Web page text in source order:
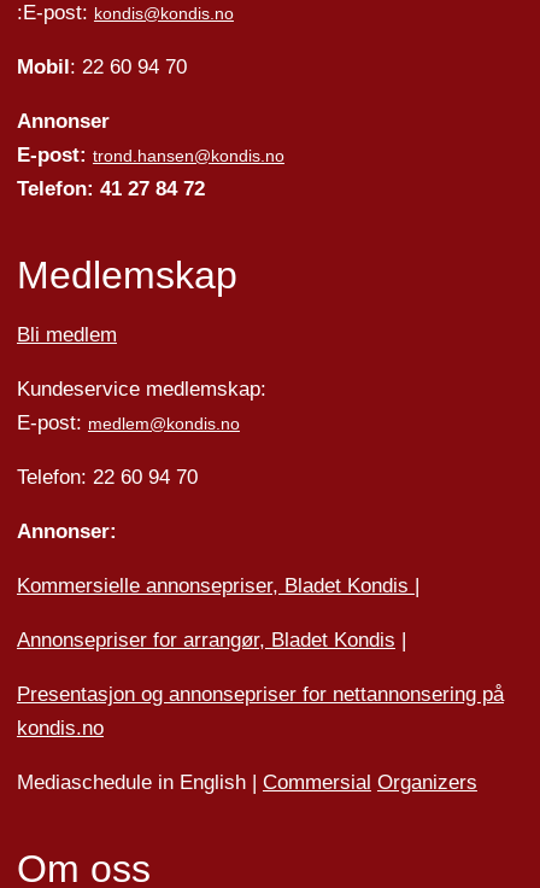
:E-post: kondis@kondis.no
Mobil: 22 60 94 70
Annonser
E-post: trond.hansen@kondis.no
Telefon: 41 27 84 72
Medlemskap
Bli medlem
Kundeservice medlemskap:
E-post: medlem@kondis.no
Telefon: 22 60 94 70
Annonser:
Kommersielle annonsepriser, Bladet Kondis |
Annonsepriser for arrangør, Bladet Kondis |
Presentasjon og annonsepriser for nettannonsering på
kondis.no
Mediaschedule in English | Commersial Organizers
Om oss